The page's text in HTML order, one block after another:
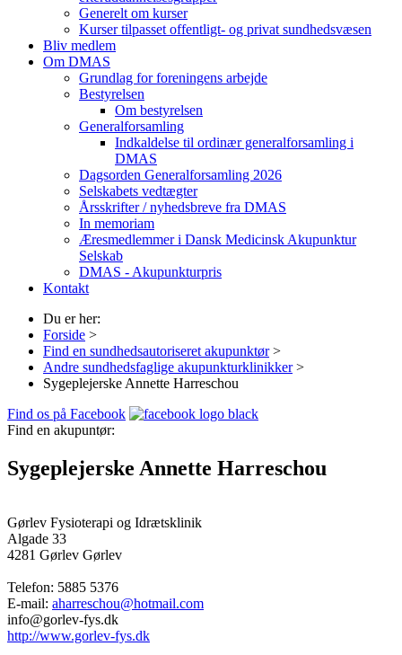
Generelt om kurser
Kurser tilpasset offentligt- og privat sundhedsvæsen
Bliv medlem
Om DMAS
Grundlag for foreningens arbejde
Bestyrelsen
Om bestyrelsen
Generalforsamling
Indkaldelse til ordinær generalforsamling i
DMAS
Dagsorden Generalforsamling 2026
Selskabets vedtægter
Årsskrifter / nyhedsbreve fra DMAS
In memoriam
Æresmedlemmer i Dansk Medicinsk Akupunktur
Selskab
DMAS - Akupunkturpris
Kontakt
Du er her:
Forside >
Find en sundhedsautoriseret akupunktør >
Andre sundhedsfaglige akupunkturklinikker >
Sygeplejerske Annette Harreschou
Find os på Facebook
Find en akupuntør:
Sygeplejerske Annette Harreschou
Gørlev Fysioterapi og Idrætsklinik
Algade 33
4281 Gørlev Gørlev
Telefon: 5885 5376
E-mail: aharreschou@hotmail.com
info@gorlev-fys.dk
http://www.gorlev-fys.dk